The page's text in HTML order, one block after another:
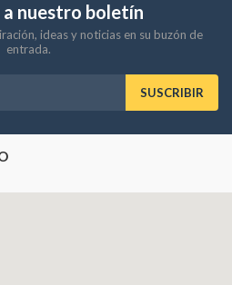
a nuestro boletín
ideas y noticias en su buzón de
entrada.
SUSCRIBIR